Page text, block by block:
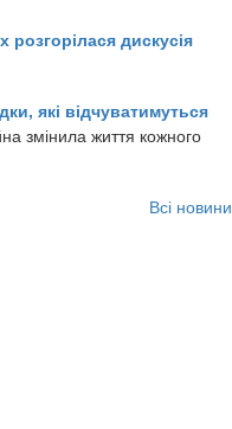
дискусія
які відчуватимуться
змінила життя кожного
Всі новини